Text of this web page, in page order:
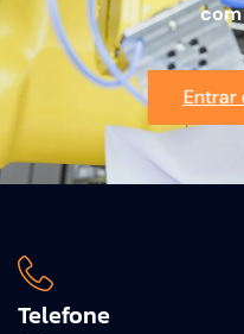
com
Entrar
Telefone